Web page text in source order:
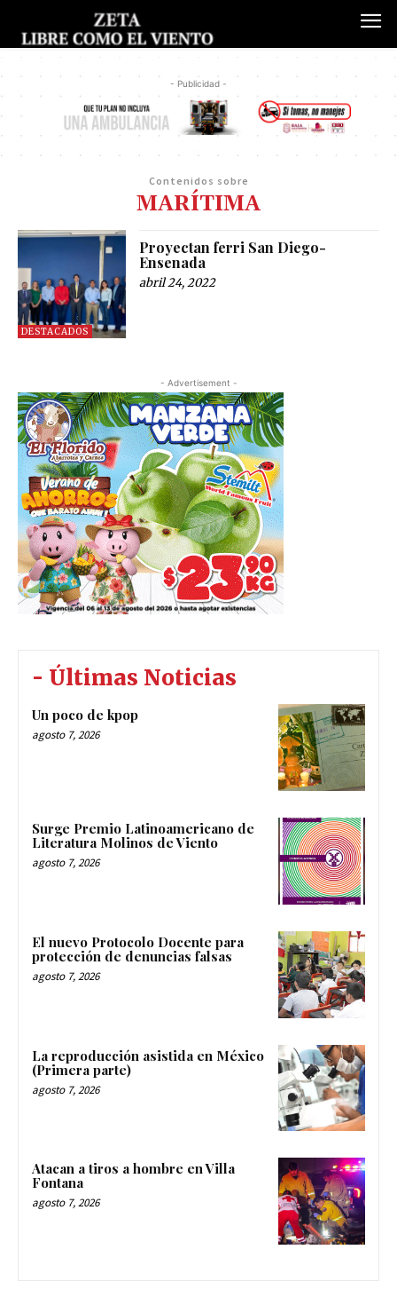
- Publicidad -
Contenidos sobre
MARÍTIMA
DESTACADOS
Proyectan ferri San Diego-
Ensenada
abril 24, 2022
- Advertisement -
- Últimas Noticias
Un poco de kpop
agosto 7, 2026
Surge Premio Latinoamericano de
Literatura Molinos de Viento
agosto 7, 2026
El nuevo Protocolo Docente para
protección de denuncias falsas
agosto 7, 2026
La reproducción asistida en México
(Primera parte)
agosto 7, 2026
Atacan a tiros a hombre en Villa
Fontana
agosto 7, 2026